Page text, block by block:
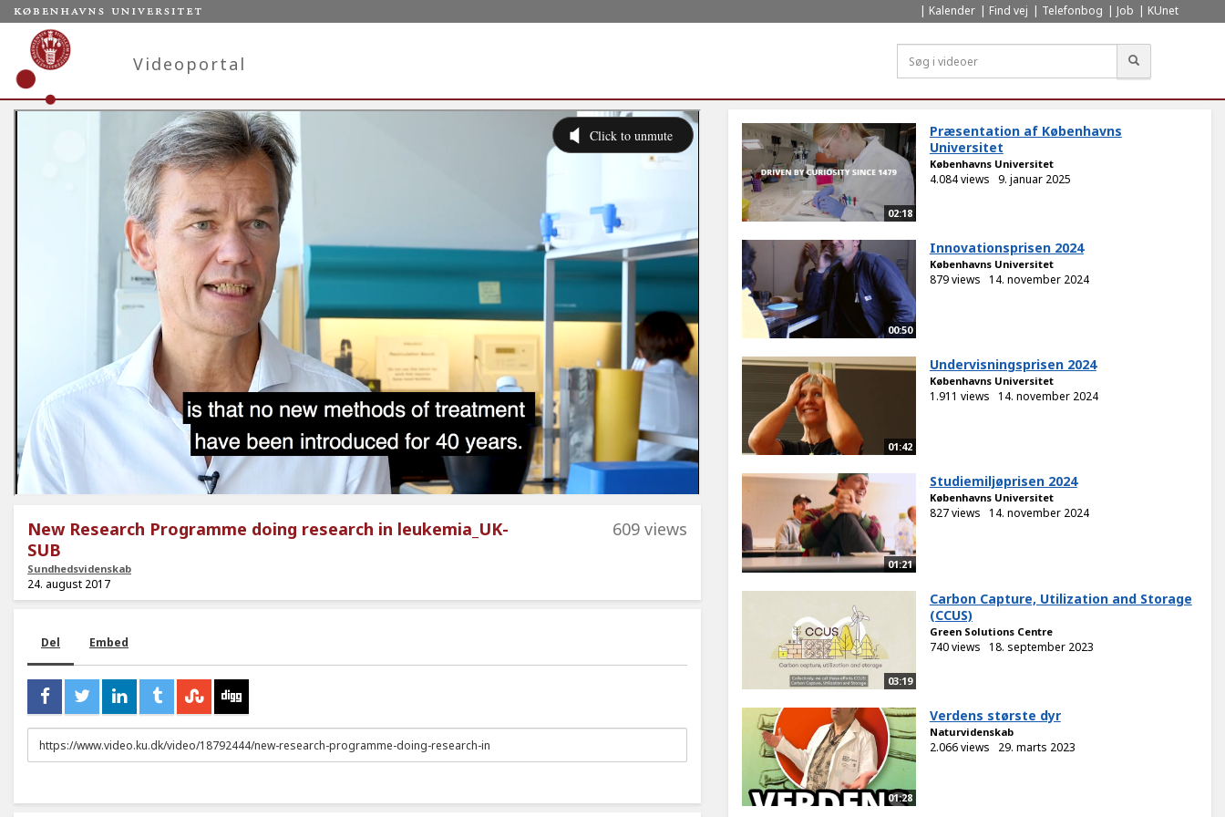
Kalender Find vej Telefonbog Job KUnet
Videoportal
New Research Programme doing research in leukemia_UK-
SUB
Sundhedsvidenskab
609 views
24. august 2017
Del Embed
URL
to
02:18
Præsentation af Københavns
Universitet
Københavns Universitet
4.084 views 9. januar 2025
00:50
Innovationsprisen 2024
Københavns Universitet
879 views 14. november 2024
01:42
Undervisningsprisen 2024
Københavns Universitet
1.911 views 14. november 2024
01:21
Studiemiljøprisen 2024
Københavns Universitet
827 views 14. november 2024
03:19
Carbon Capture, Utilization and Storage
(CCUS)
Green Solutions Centre
740 views 18. september 2023
01:28
Verdens største dyr
Naturvidenskab
2.066 views 29. marts 2023